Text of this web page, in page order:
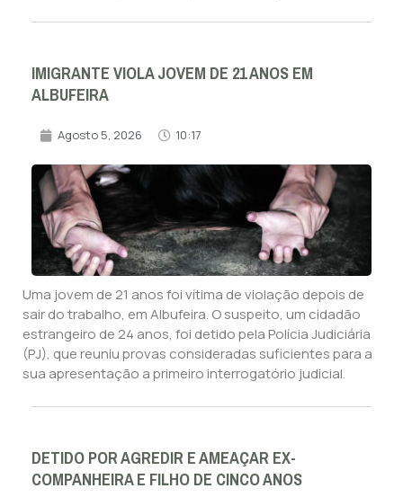
IMIGRANTE VIOLA JOVEM DE 21 ANOS EM
ALBUFEIRA
Agosto 5, 2026 10:17
Uma jovem de 21 anos foi vítima de violação depois de
sair do trabalho, em Albufeira. O suspeito, um cidadão
estrangeiro de 24 anos, foi detido pela Polícia Judiciária
(PJ), que reuniu provas consideradas suficientes para a
sua apresentação a primeiro interrogatório judicial.
DETIDO POR AGREDIR E AMEAÇAR EX-
COMPANHEIRA E FILHO DE CINCO ANOS